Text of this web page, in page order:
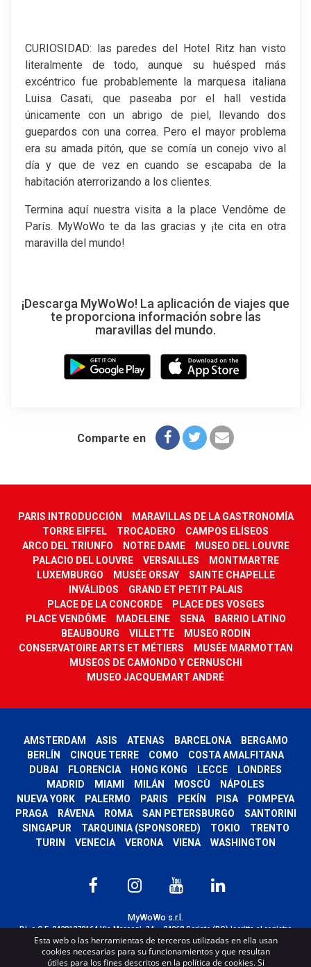
CURIOSIDAD: las paredes del Hotel Ritz han visto
literalmente de todo, aunque su huésped más
excéntrico fue probablemente la marquesa italiana
Luisa Casati, que paseaba por el hall vestida
únicamente con un abrigo de piel, llevando dos
guepardos con una correa. Pero el mayor problema
era su amada pitón, que se comía un conejo vivo al
día y que de vez en cuando se escapaba de la
habitación aterrorizando a los clientes.
Termina aquí nuestra visita a la place Vendôme de
París. MyWoWo te da las gracias y ¡te cita en otra
maravilla del mundo!
¡Descarga MyWoWo! La aplicación de viajes que
te proporciona información sobre las
maravillas del mundo.
Comparte en
PARIS INTRODUCCIÓN
MARAVILLAS DE LA GASTRONOMÍA
TORRE EIFFEL
TROCADERO
CAMPOS ELÍSEOS
ARCO DEL TRIUNFO
NOTRE DAME
MUSEO DEL LOUVRE
PALACIO DEL LOUVRE
VERSAILLES
MONTMARTRE
LUXEMBURGO
MUSÉE ORSAY
SAINTE CHAPELLE
INVÁLIDOS
GRAND ET PETIT PALAIS
PLACE DE LA CONCORDE
PLACE DES VOSGES
PLACE VENDÔME
MADELEINE SENA
BARRIO LATINO
BEAUBOURG
VILLETTE
MUSEO RODIN
CONSERVATOIRE ARTS ET MÉTIERS
MUSÉE MARMOTTAN
MUSEOS DE CAMONDO Y CERNUSCHI
MUSEO JACQUEMART ANDRÉ
AMSTERDAM ASIS ATENAS BARCELONA
BERGAMO
BERLÍN
CINQUE TERRE COMO
COSTA AMALFITANA
DUBAI
FLORENCIA HONG KONG LECCE
LONDRES
MADRID
MIAMI MILÁN MOSCÙ
NÁPOLES
NUEVA YORK
PALERMO PARIS PEKÍN PISA
POMPEYA
PRAGA
RÁVENA ROMA SAN PETERSBURGO
SANTORINI
SINGAPUR
TARQUINIA (SPONSORED) TOKIO
TRENTO
TURIN
VENECIA VERONA VIENA WASHINGTON
MyWoWo s.r.l.
P.I. e C.F. 04201270164 Via Marconi, 34 – 24068 Seriate (BG) Iscritta al registro
delle imprese di Bergamo con n° iscrizione 443941 – Cap.Soc. € 100.000,00 i.v.
TERMS AND CONDITIONS-CREDITS
Esta web o las herramientas de terceros utilizadas en ella usan
cookies necesarias para su funcionamientos y que resultan
útiles para los fines descritos en la política de cookies. Si